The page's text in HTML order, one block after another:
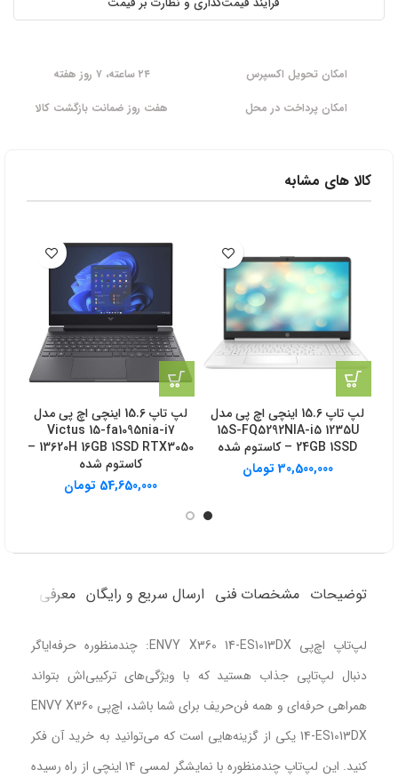
امکان تحویل اکسپرس
۲۴ ساعته، ۷ روز هفته
امکان پرداخت در محل
هفت روز ضمانت بازگشت کالا
کالا های مشابه
لپ تاپ 15.6 اینچی اچ‌ پی مدل
15S-FQ5292NIA-i5 1235U
24GB 1SSD – کاستوم شده
30,500,000 تومان
لپ تاپ 15.6 اینچی اچ‌ پی مدل
Victus 15-fa1095nia-i7
13620H 16GB 1SSD RTX3050 –
کاستوم شده
54,650,000 تومان
توضیحات مشخصات فنی ارسال سریع و رایگان معرفی
لپ‌تاپ اچ‌پی ENVY X360 14-ES1013DX: چندمنظوره حرفه‌ایاگر
دنبال لپ‌تاپی جذاب هستید که با ویژگی‌های ترکیبی‌اش بتواند
همراهی حرفه‌ای و همه فن‌حریف برای شما باشد، اچ‌پی ENVY X360
14-ES1013DX یکی از گزینه‌هایی است که می‌توانید به خرید آن فکر
کنید. این لپ‌تاپ چندمنظوره با نمایشگر لمسی ۱۴ اینچی از راه رسیده